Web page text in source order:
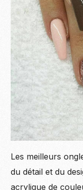
Les meilleurs
du détail et du
acrylique de